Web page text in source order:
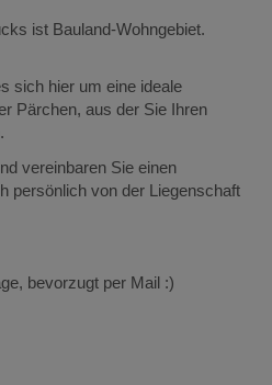
ist Bauland-Wohngebiet.
sich hier um eine ideale
Pärchen, aus der Sie Ihren
vereinbaren Sie einen
persönlich von der Liegenschaft
bevorzugt per Mail :)